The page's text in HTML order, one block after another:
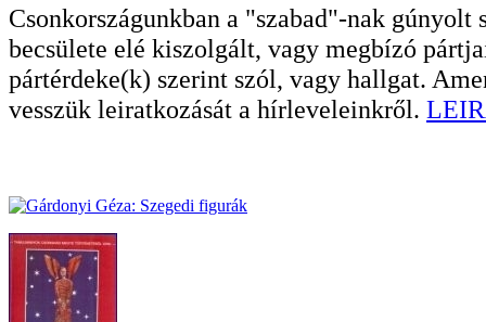
Csonkországunkban a "szabad"-nak
becsülete elé kiszolgált, vagy megbízó
pártérdeke(k) szerint szól, vagy hallgat.
vesszük leiratkozását a hírleveleinkről.